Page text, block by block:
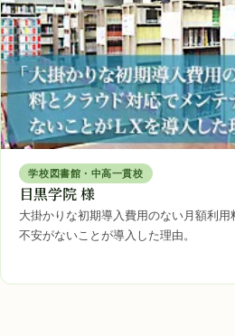
学校図書館・中高一貫校
目黒学院 様
大掛かりな初期導入費用のない月額利
不安がないことが導入した理由。